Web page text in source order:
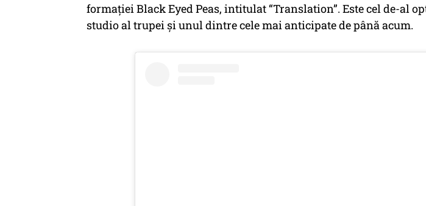
formației Black Eyed Peas, intitulat “Translation”. Este cel de-al
studio al trupei și unul dintre cele mai anticipate de până acum.